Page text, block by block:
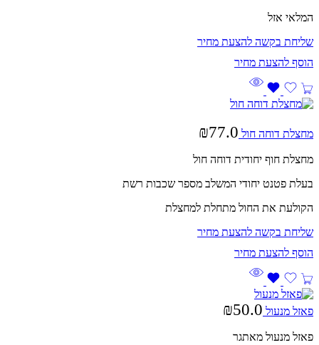
המלאי אזל
שליחת בקשה להצעת מחיר
מחצלת דוחה חול ₪77.0
מחצלת חוף יחודית דוחה חול
בעלת פטנט יחודי המשלב מספר שכבות רשת
הקולעת את החול מתחלת למחצלת
שליחת בקשה להצעת מחיר
פאזל מנעול ₪50.0
פאזל מנעול מאתגר